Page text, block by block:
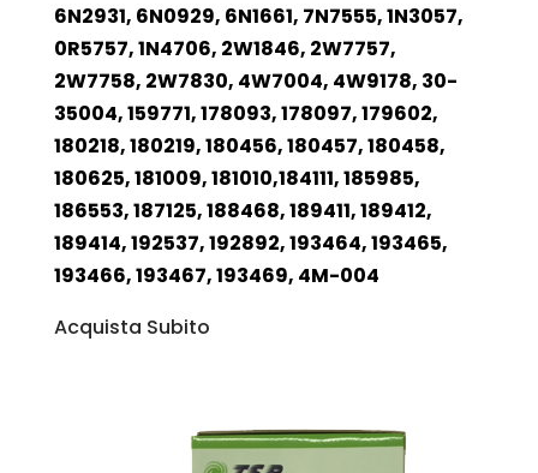
6N2931, 6N0929, 6N1661, 7N7555, 1N3057,
0R5757, 1N4706, 2W1846, 2W7757,
2W7758, 2W7830, 4W7004, 4W9178, 30-
35004, 159771, 178093, 178097, 179602,
180218, 180219, 180456, 180457, 180458,
180625, 181009, 181010,184111, 185985,
186553, 187125, 188468, 189411, 189412,
189414, 192537, 192892, 193464, 193465,
193466, 193467, 193469, 4M-004
Acquista Subito